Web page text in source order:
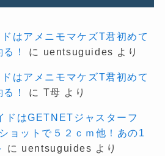
はアメニモマケズT君初めて
！
に uentsuguides より
はアメニモマケズT君初めて
！
に T母 より
ドはGETNETジャスターフ
ョットで５２ｃｍ他！あの1
に uentsuguides より